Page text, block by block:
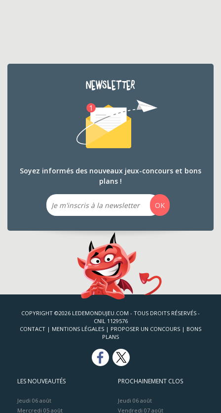
NEWSLETTER
Soyez informés des nouveaux jeux-concours et bons
plans !
Email
OK
COPYRIGHT ©2026 LEDEMONDUJEU.COM - TOUS DROITS RÉSERVÉS -
CNIL 1129576
CONTACT | MENTIONS LÉGALES | PROPOSER UN CONCOURS | BONS
PLANS
LES NOUVEAUTÉS
Jeudi 06 août
Mercredi 05 août
PROCHAINEMENT CLOS
Jeudi 06 août
Vendredi 07 août